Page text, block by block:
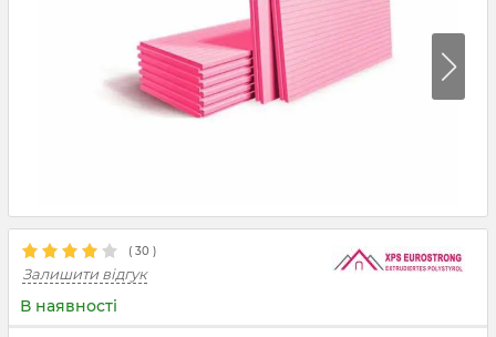
( 30 )
Залишити відгук
В наявності